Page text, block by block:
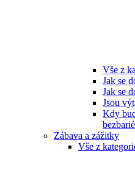
Vše z
Jak se
Jak se
Jsou
Kdy
Zábava a zážitky
Vše z